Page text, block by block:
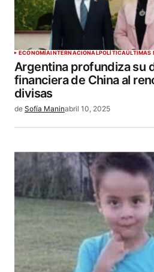
ECONOMÍAINTERNACIONALPOLÍTICAÚLTIMAS
Argentina profundiza su
financiera de China al
divisas
de Sofía Maninabril 10, 2025